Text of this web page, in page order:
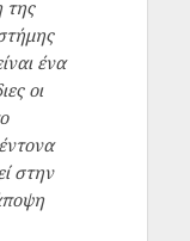
της
ένα
οι
στην